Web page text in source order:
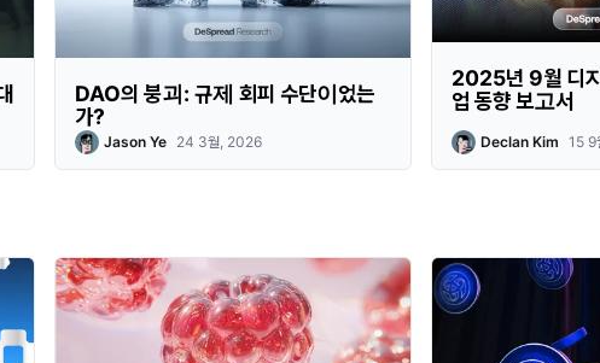
DAO의 붕괴: 규제 회피 수단이었는
가?
Jason Ye 24 3월, 2026
2025년 9월 디
업 동향 보고서
Declan Kim 15 9